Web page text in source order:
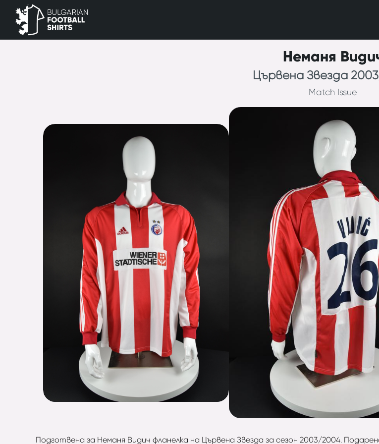
Неманя
Цървена Звезда
Match Issue
Подготвена за Неманя Видич фланелка на Цървена Звезда за сезон 2003/2004.